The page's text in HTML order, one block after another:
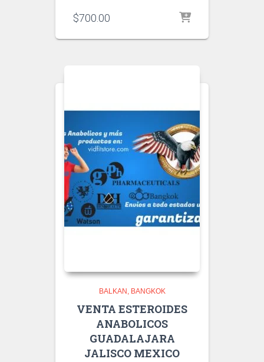
$700.00
BALKAN BANGKOK
VENTA ESTEROIDES
ANABOLICOS
GUADALAJARA
JALISCO MEXICO